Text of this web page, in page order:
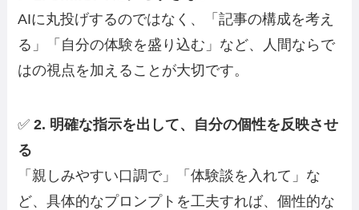
AIに丸投げするのではなく、「記事の構成を考え
る」「自分の体験を盛り込む」など、人間ならで
はの視点を加えることが大切です。
✅2. 明確な指示を出して、自分の個性を反映させ
る
「親しみやすい口調で」「体験談を入れて」な
ど、具体的なプロンプトを工夫すれば、個性的な